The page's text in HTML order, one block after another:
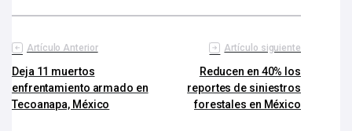
Artículo Anterior
Deja 11 muertos
enfrentamiento armado en
Tecoanapa, México
Artículo siguiente
Reducen en 40% los
reportes de siniestros
forestales en México